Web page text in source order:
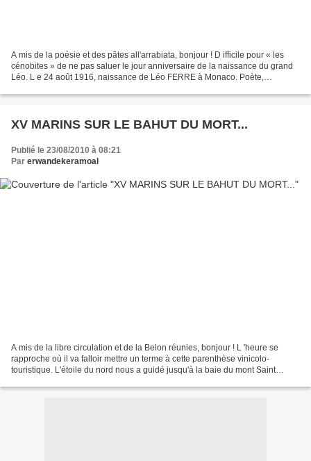
A mis de la poésie et des pâtes all'arrabiata, bonjour ! D ifficile pour « les
cénobites » de ne pas saluer le jour anniversaire de la naissance du grand
Léo. L e 24 août 1916, naissance de Léo FERRE à Monaco. Poète,
XV MARINS SUR LE BAHUT DU MORT...
Publié le 23/08/2010 à 08:21
Par erwandekeramoal
A mis de la libre circulation et de la Belon réunies, bonjour ! L 'heure se
rapproche où il va falloir mettre un terme à cette parenthèse vinicolo-
touristique. L'étoile du nord nous a guidé jusqu'à la baie du mont Saint